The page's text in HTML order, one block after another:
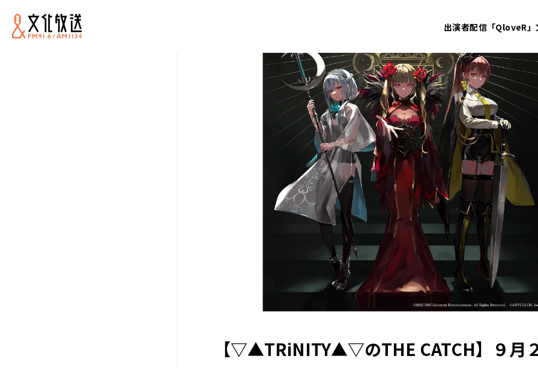
出演者配信「QloveR」
【▽▲TRiNITY▲▽のTHE CATCH】９月